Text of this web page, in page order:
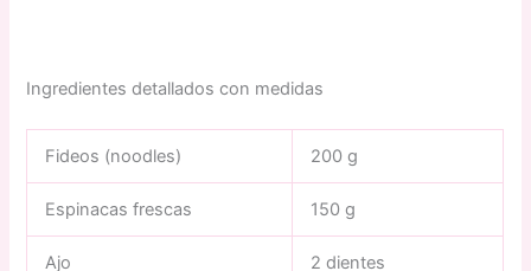
Ingredientes detallados con medidas
Fideos (noodles) 200 g
Espinacas frescas 150 g
Ajo 2 dientes